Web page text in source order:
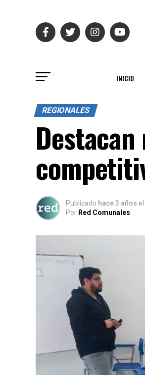
INICIO
REGIONALES
Publicado hace 3 años el
Por Red Comunales